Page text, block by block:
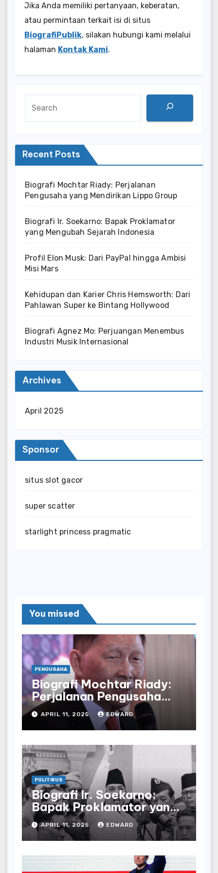
Jika Anda memiliki pertanyaan, keberatan,
atau permintaan terkait isi di situs
BiografiPublik, silakan hubungi kami melalui
halaman Kontak Kami.
Recent Posts
Biografi Mochtar Riady: Perjalanan
Pengusaha yang Mendirikan Lippo Group
Biografi Ir. Soekarno: Bapak Proklamator
yang Mengubah Sejarah Indonesia
Profil Elon Musk: Dari PayPal hingga Ambisi
Misi Mars
Kehidupan dan Karier Chris Hemsworth: Dari
Pahlawan Super ke Bintang Hollywood
Biografi Agnez Mo: Perjuangan Menembus
Industri Musik Internasional
Archives
April 2025
Sponsor
situs slot gacor
super scatter
starlight princess pragmatic
You missed
PENGUSAHA
Biografi Mochtar Riady:
Perjalanan Pengusaha
yang Mendirikan Lippo
Group
APRIL 11, 2025 EDWARD
POLITIKUS
Biografi Ir. Soekarno:
Bapak Proklamator yang
Mengubah Sejarah
Indonesia
APRIL 11, 2025 EDWARD